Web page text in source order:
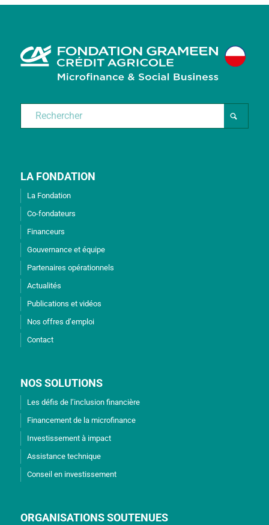
LA FONDATION
La Fondation
Co-fondateurs
Financeurs
Gouvernance et équipe
Partenaires opérationnels
Actualités
Publications et vidéos
Nos offres d’emploi
Contact
NOS SOLUTIONS
Les défis de l’inclusion financière
Financement de la microfinance
Investissement à impact
Assistance technique
Conseil en investissement
ORGANISATIONS SOUTENUES